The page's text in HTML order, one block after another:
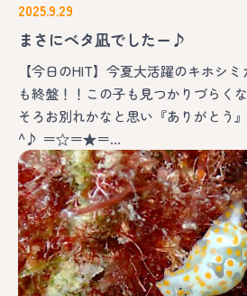
2025.9.29
まさにベタ凪でしたー♪
【今日のHIT】今夏大活躍のキホシ
も終盤！！この子も見つかりづらく
そろお別れかなと思い『ありがとう
^♪ ＝☆＝★＝…